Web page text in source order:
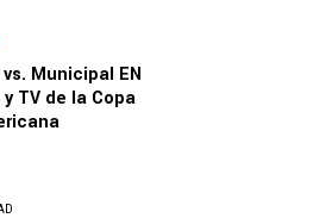
Municipal EN
y TV de la Copa